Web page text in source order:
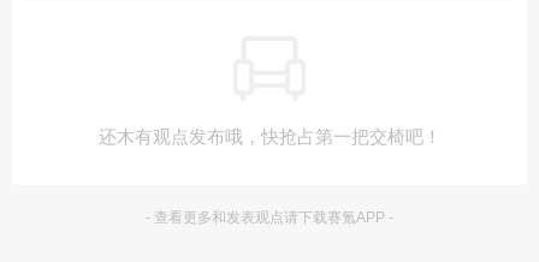
还木有观点发布哦，快抢占第一把交椅吧！
- 查看更多和发表观点请下载赛氪APP -